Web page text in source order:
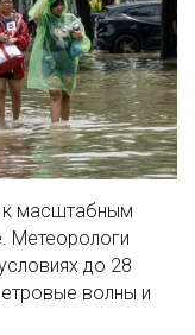
масштабным
Метеорологи
до 28
волны и